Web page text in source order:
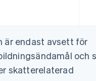
är endast avsett för
och
skatterelaterad